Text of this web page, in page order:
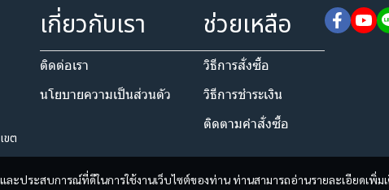
ะประสบการณ์ที่ดีในการใช้งานเว็บไซต์ของท่าน ท่านสามารถอ่านรายละเอียดเพิ่ม
ขต
เกี่ยวกับเรา
ติดต่อเรา
นโยบายความเป็นส่วนตัว​
ช่วยเหลือ
วิธีการสั่งซื้อ
วิธีการชำระเงิน
ติดตามคำสั่งซื้อ